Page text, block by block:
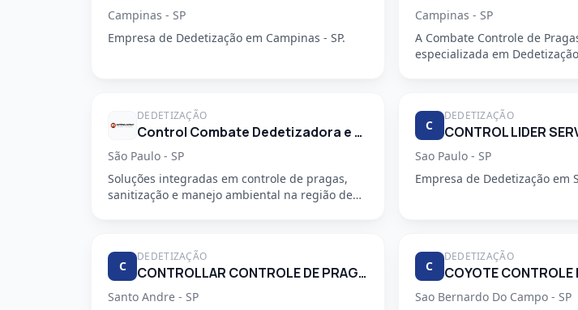
Campinas - SP
Empresa de Dedetização em Campinas - SP.
Campinas - SP
A Combate Controle de
especializada em
DEDETIZAÇÃO
Control Combate Dedetizadora e Desentupidora
São Paulo - SP
Soluções integradas em controle de pragas,
sanitização e manejo ambiental na região de
C
DEDETIZAÇÃO
Sao Paulo - SP
Empresa de Dedetização em
C
DEDETIZAÇÃO
CONTROLLAR CONTROLE DE PRAGAS URBANAS
Santo Andre - SP
C
DEDETIZAÇÃO
Sao Bernardo Do Campo - SP